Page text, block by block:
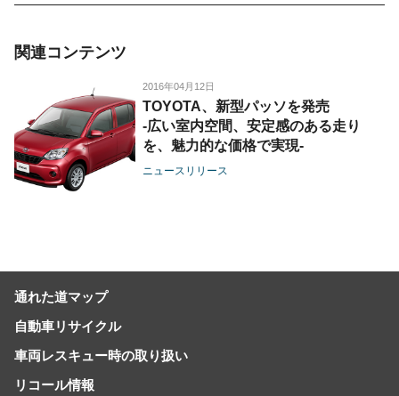
関連コンテンツ
2016年04月12日
TOYOTA、新型パッソを発売
-広い室内空間、安定感のある走り
を、魅力的な価格で実現-
ニュースリリース
通れた道マップ
自動車リサイクル
車両レスキュー時の取り扱い
リコール情報